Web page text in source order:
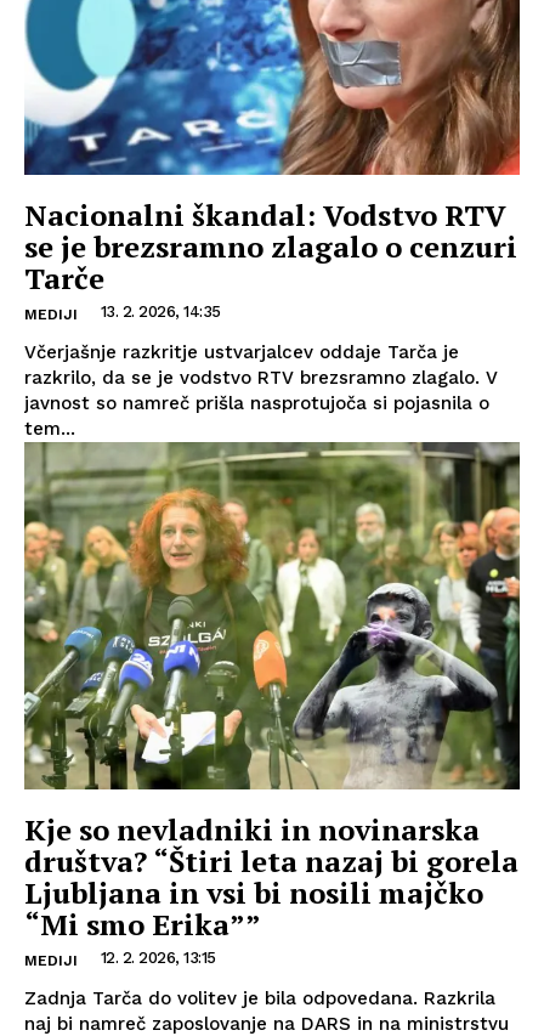
Nacionalni škandal: Vodstvo RTV
se je brezsramno zlagalo o cenzuri
Tarče
MEDIJI 13. 2. 2026, 14:35
Včerjašnje razkritje ustvarjalcev oddaje Tarča je
razkrilo, da se je vodstvo RTV brezsramno zlagalo. V
javnost so namreč prišla nasprotujoča si pojasnila o
tem...
Kje so nevladniki in novinarska
društva? “Štiri leta nazaj bi gorela
Ljubljana in vsi bi nosili majčko
“Mi smo Erika””
MEDIJI 12. 2. 2026, 13:15
Zadnja Tarča do volitev je bila odpovedana. Razkrila
naj bi namreč zaposlovanje na DARS in na ministrstvu